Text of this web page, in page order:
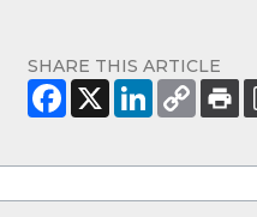
SHARE THIS ARTICLE